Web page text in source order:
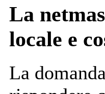
La
locale e
La